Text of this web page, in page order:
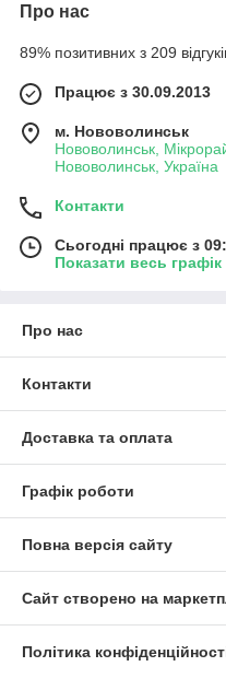
Про нас
89% позитивних з 209
Працює з 30.09.2013
м. Нововолинськ
Нововолинськ,
Нововолинськ, Україна
Контакти
Сьогодні працює з
Показати весь
Про нас
Контакти
Доставка та оплата
Графік роботи
Повна версія сайту
Сайт створено на
Політика